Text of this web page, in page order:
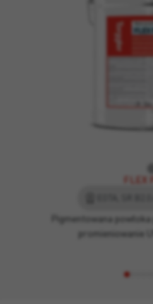
FLEX
Pigmentowana
promieniowanie